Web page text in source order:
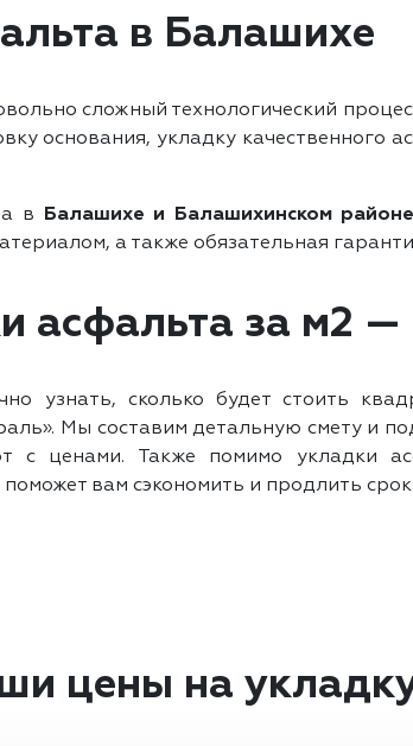
в Балашихе
сложный технологический
основания, укладку качественного
в Балашихе и Балашихинском районе
а также обязательная
асфальта за м2 —
узнать, сколько будет стоить
Мы составим детальную смету и
с ценами. Также помимо укладки
вам сэкономить и продлить срок
цены на